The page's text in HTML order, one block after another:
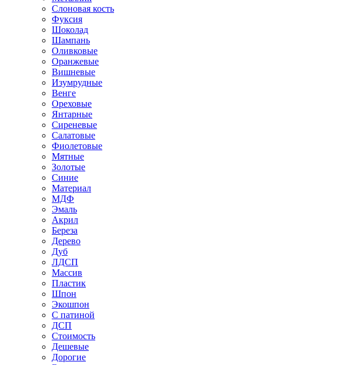
Слоновая кость
Фуксия
Шоколад
Шампань
Оливковые
Оранжевые
Вишневые
Изумрудные
Венге
Ореховые
Янтарные
Сиреневые
Салатовые
Фиолетовые
Мятные
Золотые
Синие
Материал
МДФ
Эмаль
Акрил
Береза
Дерево
Дуб
ЛДСП
Массив
Пластик
Шпон
Экошпон
С патиной
ДСП
Стоимость
Дешевые
Дорогие